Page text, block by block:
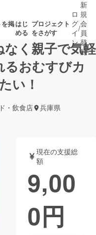
掲はじ
める
プロジェクト
をさがす
終了が近いプ
書籍・雑誌
チャレンジ
ロ
グ
イ
ン
/
新
規
会
員
登
録
く親子で気軽
おむすびカ
い！
・飲食店 兵庫県
現在の支援総
額
9,00
0円